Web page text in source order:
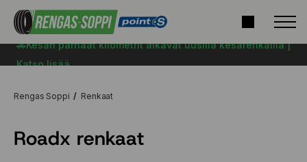
🚗Kesän parhaat kilometrit alkavat uusilla kesärenkailla |
Katso lisää
Rengas Soppi Renkaat
Roadx renkaat